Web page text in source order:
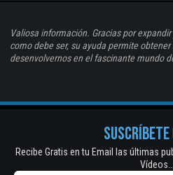
Valiosa información. Gracias por
como debe ser, su ayuda permite
desenvolvernos en el fascinante mundo
SUSCRÍBETE
Recibe Gratis en tu Email las últimas
Vídeos...